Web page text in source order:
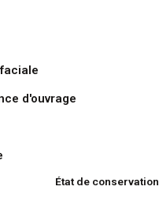
d'ouvrage
État de conservation